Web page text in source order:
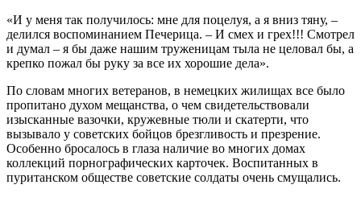
«И у меня так получилось: мне для поцелуя, а я вниз тяну, –
делился воспоминанием Печерица. – И смех и грех!!! Смотрел
и думал – я бы даже нашим труженицам тыла не целовал бы, а
крепко пожал бы руку за все их хорошие дела».
По словам многих ветеранов, в немецких жилищах все было
пропитано духом мещанства, о чем свидетельствовали
изысканные вазочки, кружевные тюли и скатерти, что
вызывало у советских бойцов брезгливость и презрение.
Особенно бросалось в глаза наличие во многих домах
коллекций порнографических карточек. Воспитанных в
пуританском обществе советские солдаты очень смущались.